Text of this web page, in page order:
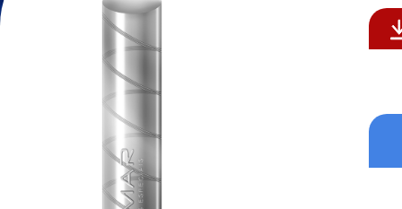
Formatos aceitos para
Enviar